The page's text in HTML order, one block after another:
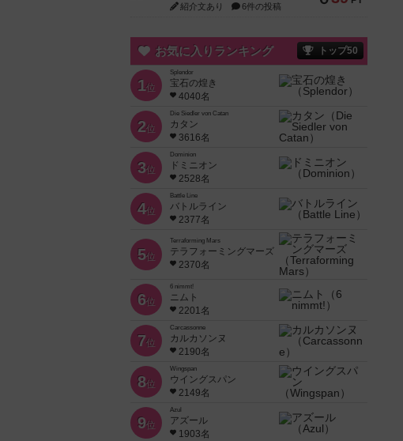
紹介文あり 6件の投稿
お気に入りランキング トップ50
1位
Splendor
宝石の煌き
4040名
2位
Die Siedler von Catan
カタン
3616名
3位
Dominion
ドミニオン
2528名
4位
Battle Line
バトルライン
2377名
5位
Terraforming Mars
テラフォーミングマーズ
2370名
6位
6 nimmt!
ニムト
2201名
7位
Carcassonne
カルカソンヌ
2190名
8位
Wingspan
ウイングスパン
2149名
9位
Azul
アズール
1903名